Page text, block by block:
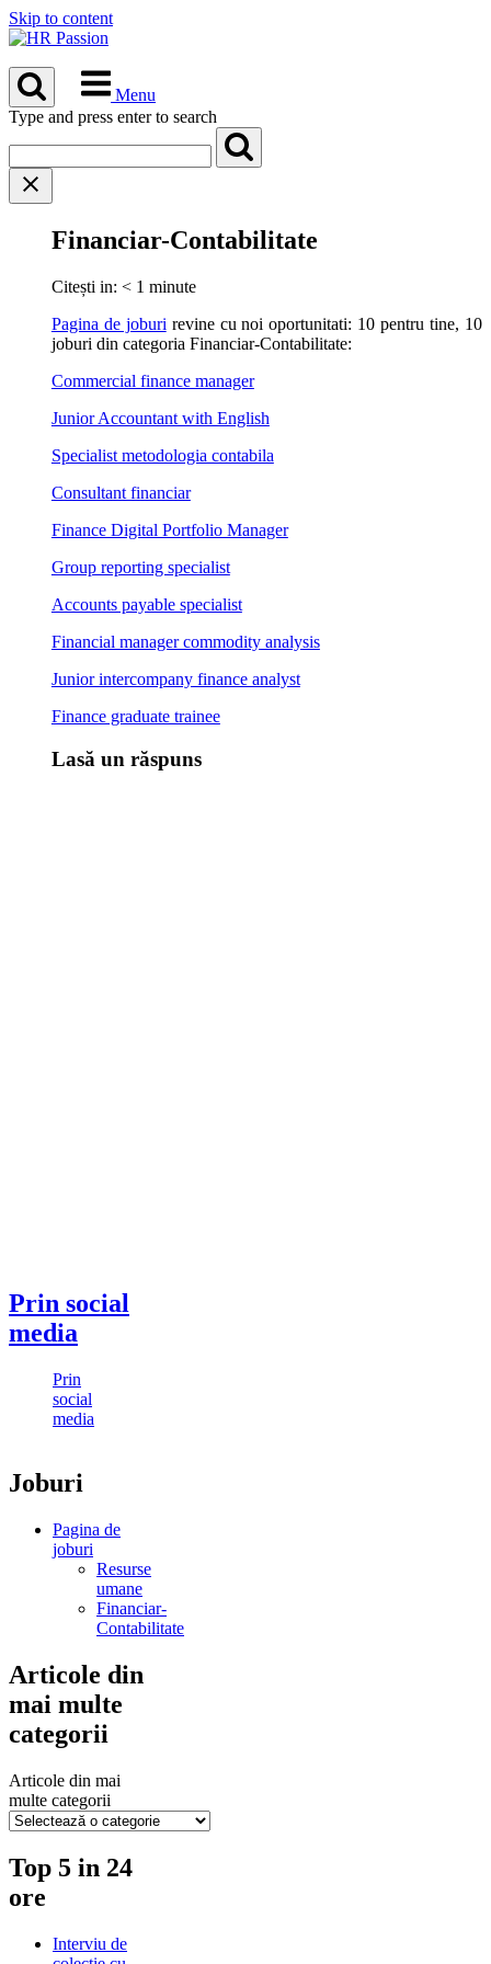
Skip to content
Menu
Type and press enter to search
Financiar-Contabilitate
Citești in: < 1 minute
Pagina de joburi revine cu noi oportunitati: 10 pentru tine, 10
joburi din categoria Financiar-Contabilitate:
Commercial finance manager
Junior Accountant with English
Specialist metodologia contabila
Consultant financiar
Finance Digital Portfolio Manager
Group reporting specialist
Accounts payable specialist
Financial manager commodity analysis
Junior intercompany finance analyst
Finance graduate trainee
Lasă un răspuns
Prin social
media
Prin
social
media
Joburi
Pagina de
joburi
Resurse
umane
Financiar-
Contabilitate
Articole din
mai multe
categorii
Articole din mai
multe categorii
Top 5 in 24
ore
Interviu de